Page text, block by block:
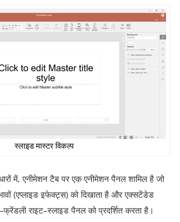
स्लाइडमास्टरविकल्प
में, एनीमेशन टैब पर एक एनीमेशन पैनल शामिल है जो
(एप्लाइड इफेक्ट्स) को दिखाता है और एक्सटेंडेड
–फ्रेंडली राइट–स्लाइड पैनल को प्रदर्शित करता है।